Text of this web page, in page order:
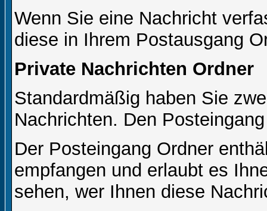
Wenn Sie eine Nachricht
diese in Ihrem Postausgang
Private Nachrichten Ordner
Standardmäßig haben Sie
Nachrichten. Den
Der Posteingang Ordner
empfangen und erlaubt es
sehen, wer Ihnen diese